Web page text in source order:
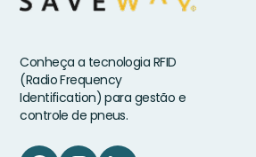
Conheça a tecnologia RFID
(Radio Frequency
Identification) para gestão e
controle de pneus.